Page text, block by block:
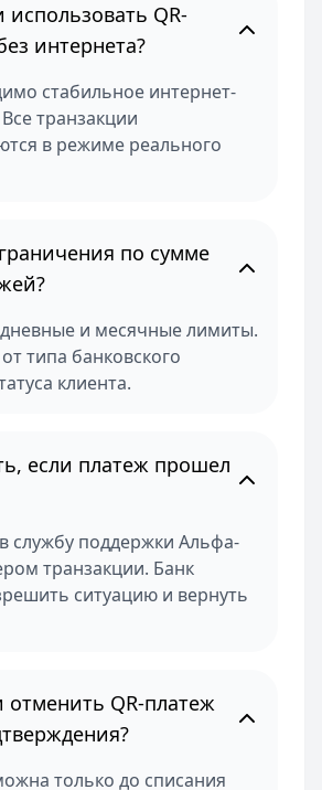
QR-
интернета?
стабильное интернет-
транзакции
в режиме реального
по сумме
и месячные лимиты.
типа банковского
клиента.
если платеж прошел
службу поддержки Альфа-
транзакции. Банк
ситуацию и вернуть
QR-платеж
только до списания